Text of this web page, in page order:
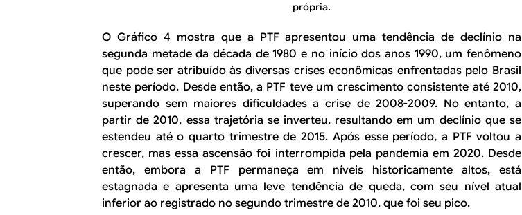
própria.
O Gráfico 4 mostra que a PTF apresentou uma tendência de declínio na
segunda metade da década de 1980 e no início dos anos 1990, um fenômeno
que pode ser atribuído às diversas crises econômicas enfrentadas pelo Brasil
neste período. Desde então, a PTF teve um crescimento consistente até 2010,
superando sem maiores dificuldades a crise de 2008-2009. No entanto, a
partir de 2010, essa trajetória se inverteu, resultando em um declínio que se
estendeu até o quarto trimestre de 2015. Após esse período, a PTF voltou a
crescer, mas essa ascensão foi interrompida pela pandemia em 2020. Desde
então, embora a PTF permaneça em níveis historicamente altos, está
estagnada e apresenta uma leve tendência de queda, com seu nível atual
inferior ao registrado no segundo trimestre de 2010, que foi seu pico.